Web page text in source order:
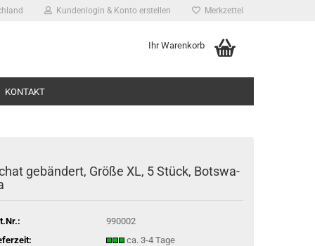
Kundenlogin & Konto erstellen Merkzettel
Ihr Warenkorb
KONTAKT
ge­bän­dert, Größe XL, 5 Stück, Bots­wa­
990002
ca. 3-4 Tage